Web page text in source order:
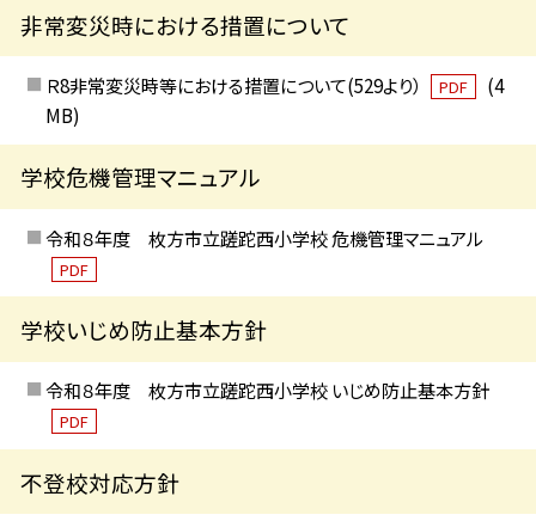
非常変災時における措置について
Ｒ8非常変災時等における措置について(529より） PDF
(4
MB)
学校危機管理マニュアル
令和８年度 枚方市立蹉跎西小学校 危機管理マニュアル
PDF
学校いじめ防止基本方針
令和８年度 枚方市立蹉跎西小学校 いじめ防止基本方針
PDF
不登校対応方針